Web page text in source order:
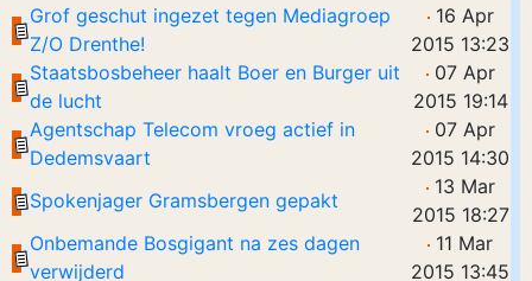
Grof geschut ingezet tegen Mediagroep
Z/O Drenthe!
16 Apr
2015 13:23
Staatsbosbeheer haalt Boer en Burger uit
de lucht
07 Apr
2015 19:14
Agentschap Telecom vroeg actief in
Dedemsvaart
07 Apr
2015 14:30
Spokenjager Gramsbergen gepakt
13 Mar
2015 18:27
Onbemande Bosgigant na zes dagen
verwijderd
11 Mar
2015 13:45